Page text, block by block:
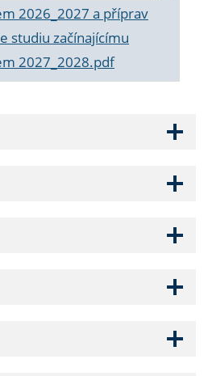
2026_2027 a příprav
studiu začínajícímu
2027_2028.pdf